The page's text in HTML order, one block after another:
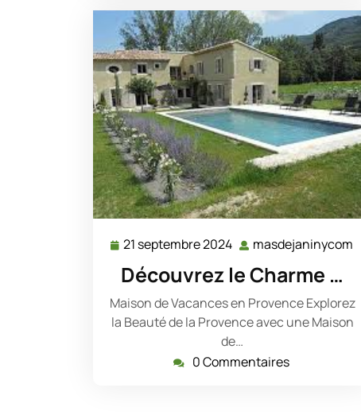
21 septembre 2024 21
septembre
2024
masdejaninycom
Découvrez le Charme …
Maison de Vacances en Provence Explorez
la Beauté de la Provence avec une Maison
de…
0 Commentaires